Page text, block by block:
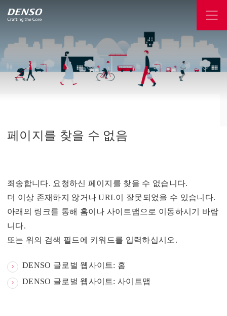
페이지를 찾을 수 없음
죄송합니다. 요청하신 페이지를 찾을 수 없습니다.
더 이상 존재하지 않거나 URL이 잘못되었을 수 있습니다.
아래의 링크를 통해 홈이나 사이트맵으로 이동하시기 바랍
니다.
또는 위의 검색 필드에 키워드를 입력하십시오.
DENSO 글로벌 웹사이트: 홈
DENSO 글로벌 웹사이트: 사이트맵